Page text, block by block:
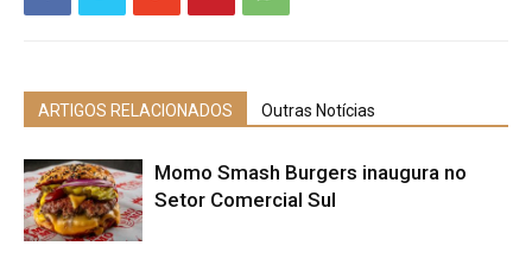
ARTIGOS RELACIONADOS Outras Notícias
Momo Smash Burgers inaugura no
Setor Comercial Sul